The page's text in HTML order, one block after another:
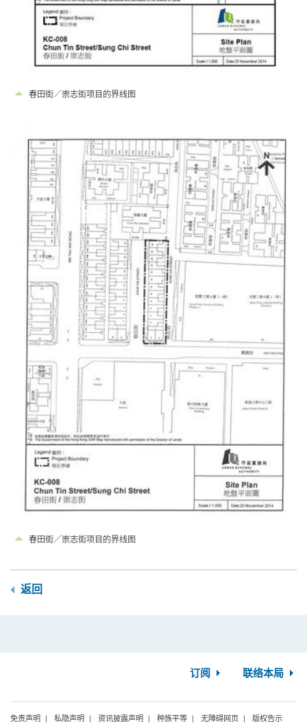
春田街／崇志街项目的界线图
春田街／崇志街项目的界线图
返回
订阅 联络本局
免责声明 私隐声明 资讯披露声明 种族平等 无障碍网页
版权告示